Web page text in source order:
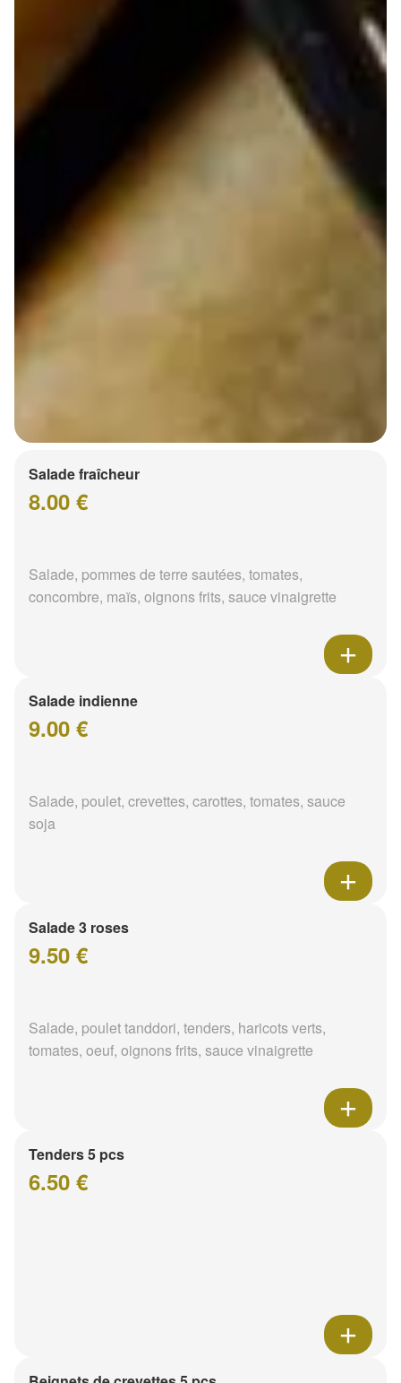
Salade fraîcheur
8.00 €
Salade, pommes de terre sautées, tomates,
concombre, maïs, oignons frits, sauce vinaigrette
Salade indienne
9.00 €
Salade, poulet, crevettes, carottes, tomates, sauce
soja
Salade 3 roses
9.50 €
Salade, poulet tanddori, tenders, haricots verts,
tomates, oeuf, oignons frits, sauce vinaigrette
Tenders 5 pcs
6.50 €